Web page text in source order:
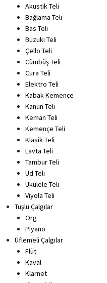
Akustik Teli
Bağlama Teli
Bas Teli
Buzuki Teli
Çello Teli
Cümbüş Teli
Cura Teli
Elektro Teli
Kabak Kemençe
Kanun Teli
Keman Teli
Kemençe Teli
Klasik Teli
Lavta Teli
Tambur Teli
Ud Teli
Ukulele Teli
Viyola Teli
Tuşlu Çalgılar
Org
Piyano
Üflemeli Çalgılar
Flüt
Kaval
Klarnet